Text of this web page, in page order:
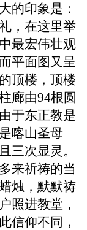
的印象是：
，在这里举
最宏伟壮观
平面图又呈
顶楼，顶楼
廊由94根圆
于东正教是
喀山圣母
三次显灵。
来祈祷的当
烛，默默祷
照进教堂，
信仰不同，